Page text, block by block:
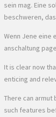
sein mag. Eine
beschweren,
Wenn Jene eine
anschaltung
It is clear now
enticing and
There can
such features